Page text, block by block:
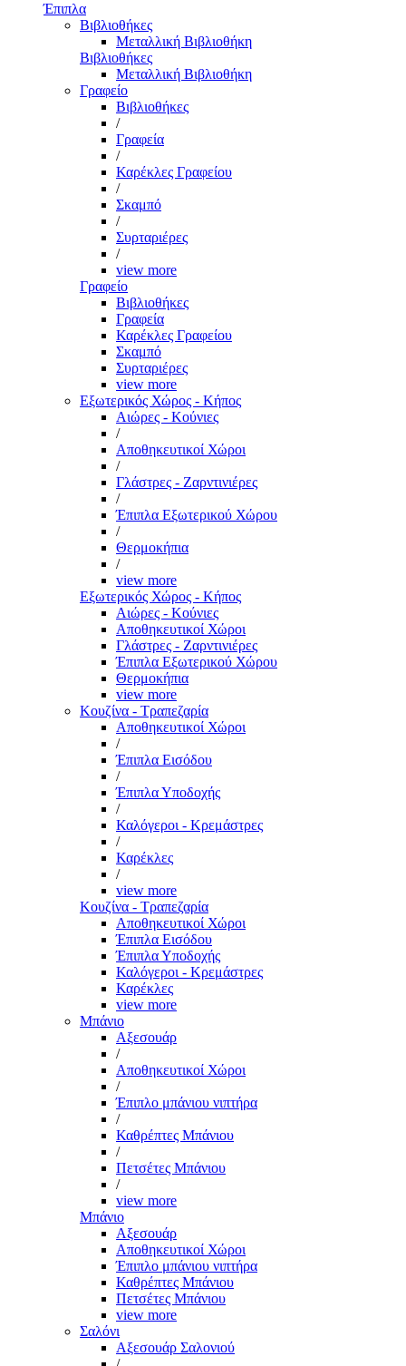
Έπιπλα
Βιβλιοθήκες
Μεταλλική Βιβλιοθήκη
Βιβλιοθήκες
Μεταλλική Βιβλιοθήκη
Γραφείο
Βιβλιοθήκες
/
Γραφεία
/
Καρέκλες Γραφείου
/
Σκαμπό
/
Συρταριέρες
/
view more
Γραφείο
Βιβλιοθήκες
Γραφεία
Καρέκλες Γραφείου
Σκαμπό
Συρταριέρες
view more
Εξωτερικός Χώρος - Κήπος
Αιώρες - Κούνιες
/
Αποθηκευτικοί Χώροι
/
Γλάστρες - Ζαρντινιέρες
/
Έπιπλα Εξωτερικού Χώρου
/
Θερμοκήπια
/
view more
Εξωτερικός Χώρος - Κήπος
Αιώρες - Κούνιες
Αποθηκευτικοί Χώροι
Γλάστρες - Ζαρντινιέρες
Έπιπλα Εξωτερικού Χώρου
Θερμοκήπια
view more
Κουζίνα - Τραπεζαρία
Αποθηκευτικοί Χώροι
/
Έπιπλα Εισόδου
/
Έπιπλα Υποδοχής
/
Καλόγεροι - Κρεμάστρες
/
Καρέκλες
/
view more
Κουζίνα - Τραπεζαρία
Αποθηκευτικοί Χώροι
Έπιπλα Εισόδου
Έπιπλα Υποδοχής
Καλόγεροι - Κρεμάστρες
Καρέκλες
view more
Μπάνιο
Αξεσουάρ
/
Αποθηκευτικοί Χώροι
/
Έπιπλο μπάνιου νιπτήρα
/
Καθρέπτες Μπάνιου
/
Πετσέτες Μπάνιου
/
view more
Μπάνιο
Αξεσουάρ
Αποθηκευτικοί Χώροι
Έπιπλο μπάνιου νιπτήρα
Καθρέπτες Μπάνιου
Πετσέτες Μπάνιου
view more
Σαλόνι
Αξεσουάρ Σαλονιού